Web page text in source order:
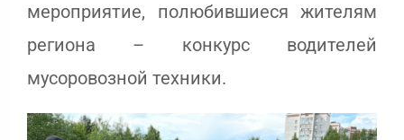
мероприятие, полюбившиеся жителям
региона – конкурс водителей
мусоровозной техники.